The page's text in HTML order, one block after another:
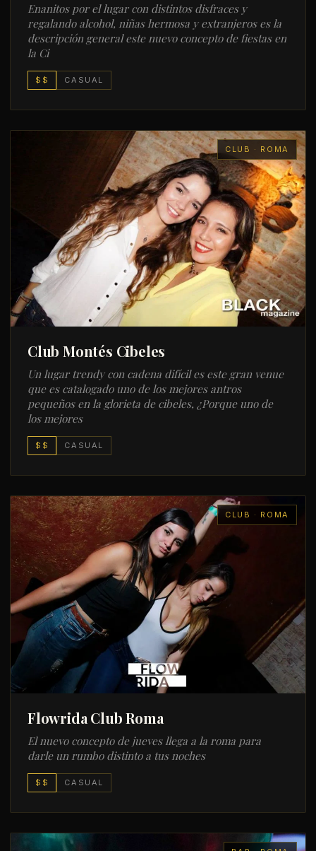
Enanitos por el lugar con distintos disfraces y
regalando alcohol, niñas hermosa y extranjeros es la
descripción general este nuevo concepto de fiestas en
la Ci
$$ CASUAL
CLUB · ROMA
Club Montés Cibeles
Un lugar trendy con cadena difícil es este gran venue
que es catalogado uno de los mejores antros
pequeños en la glorieta de cibeles, ¿Porque uno de
los mejores
$$ CASUAL
CLUB · ROMA
Flowrida Club Roma
El nuevo concepto de jueves llega a la roma para
darle un rumbo distinto a tus noches
$$ CASUAL